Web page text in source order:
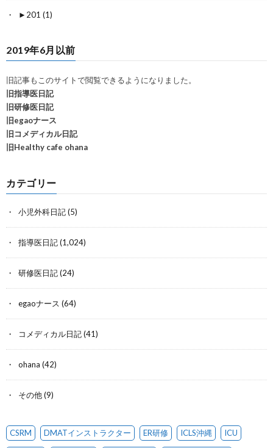
► 201 (1)
2019年6月以前
旧記事もこのサイトで閲覧できるようになりました。
旧指導医日記
旧研修医日記
旧egaoナース
旧コメディカル日記
旧Healthy cafe ohana
カテゴリー
小児外科日記(5)
指導医日記(1,024)
研修医日記(24)
egaoナース (64)
コメディカル日記(41)
ohana (42)
その他(9)
CSRM DMATインストラクター ER研修 ICLS沖縄 ICU